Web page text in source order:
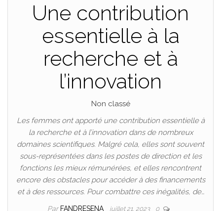
Une contribution
essentielle à la
recherche et à
l’innovation
Non classé
Les femmes ont apporté une contribution essentielle à
la recherche et à l’innovation dans de nombreux
domaines scientifiques. Malgré cela, elles sont souvent
sous-représentées dans les postes de direction et les
fonctions les mieux rémunérées, et elles rencontrent
encore des obstacles pour accéder à des financements
et à des ressources. Pour combattre ces inégalités, de…
Par FANDRESENA juillet 21, 2023 0